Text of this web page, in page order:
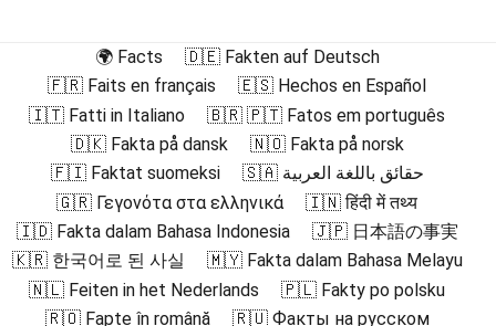
🌍 Facts
🇩🇪 Fakten auf Deutsch
🇫🇷 Faits en français
🇪🇸 Hechos en Español
🇮🇹 Fatti in Italiano
🇧🇷 🇵🇹 Fatos em português
🇩🇰 Fakta på dansk
🇳🇴 Fakta på norsk
🇫🇮 Faktat suomeksi
🇸🇦 حقائق باللغة العربية
🇬🇷 Γεγονότα στα ελληνικά
🇮🇳 हिंदी में तथ्य
🇮🇩 Fakta dalam Bahasa Indonesia
🇯🇵 日本語の事実
🇰🇷 한국어로 된 사실
🇲🇾 Fakta dalam Bahasa Melayu
🇳🇱 Feiten in het Nederlands
🇵🇱 Fakty po polsku
🇷🇴 Fapte în română
🇷🇺 Факты на русском